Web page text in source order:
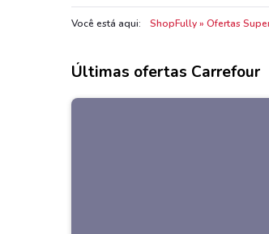
Você está aqui: ShopFully Ofertas
Últimas ofertas Carrefour